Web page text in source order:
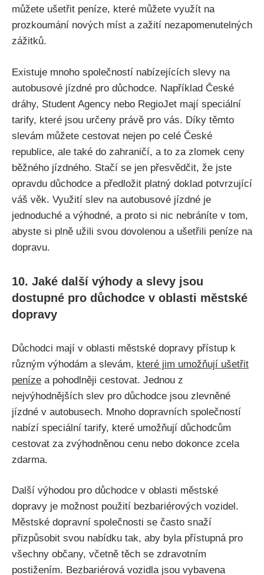
můžete ušetřit peníze, které můžete využít na
prozkoumání nových míst a zažití nezapomenutelných
zážitků.
Existuje mnoho společností nabízejících slevy na
autobusové jízdné pro důchodce. Například České
dráhy, Student Agency nebo RegioJet mají speciální
tarify, které jsou určeny právě pro vás. Díky těmto
slevám můžete cestovat nejen po celé České
republice, ale také do zahraničí, a to za zlomek ceny
běžného jízdného. Stačí se jen přesvědčit, že jste
opravdu důchodce a předložit platný doklad potvrzující
váš věk. Využití slev na autobusové jízdné je
jednoduché a výhodné, a proto si nic nebráníte v tom,
abyste si plně užili svou dovolenou a ušetřili peníze na
dopravu.
10. Jaké další výhody a slevy jsou
dostupné pro důchodce v oblasti městské
dopravy
Důchodci mají v oblasti městské dopravy přístup k
různým výhodám a slevám, které jim umožňují ušetřit
peníze a pohodlněji cestovat. Jednou z
nejvýhodnějších slev pro důchodce jsou zlevněné
jízdné v autobusech. Mnoho dopravních společností
nabízí speciální tarify, které umožňují důchodcům
cestovat za zvýhodněnou cenu nebo dokonce zcela
zdarma.
Další výhodou pro důchodce v oblasti městské
dopravy je možnost použití bezbariérových vozidel.
Městské dopravní společnosti se často snaží
přizpůsobit svou nabídku tak, aby byla přístupná pro
všechny občany, včetně těch se zdravotním
postižením. Bezbariérová vozidla jsou vybavena